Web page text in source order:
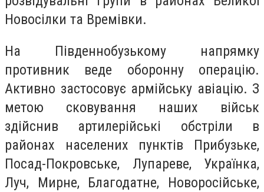
Новосілки та Времівки.
На Південнобузькому напрямку
противник веде оборонну операцію.
Активно застосовує армійську авіацію. З
метою сковування наших військ
здійснив артилерійські обстріли в
районах населених пунктів Прибузьке,
Посад-Покровське, Лупареве, Українка,
Луч, Мирне, Благодатне, Новоросійське,